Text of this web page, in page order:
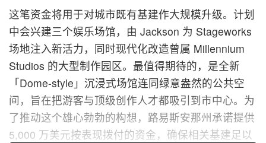
这笔资金将用于对城市既有基建作大规模升级。计划
中会兴建三个娱乐场馆，由 Jackson 为 Stageworks
场地注入新活力，同时现代化改造曾属 Millennium
Studios 的大型制作园区。最值得期待的，是全新
「Dome-style」沉浸式场馆连同绿意盎然的公共空
间，旨在把游客与顶级创作人才都吸引到市中心。为
了推动这个雄心勃勃的构想，路易斯安那州承诺提供
5,000 万美元按表现拨付的资金，确保相关基建足以